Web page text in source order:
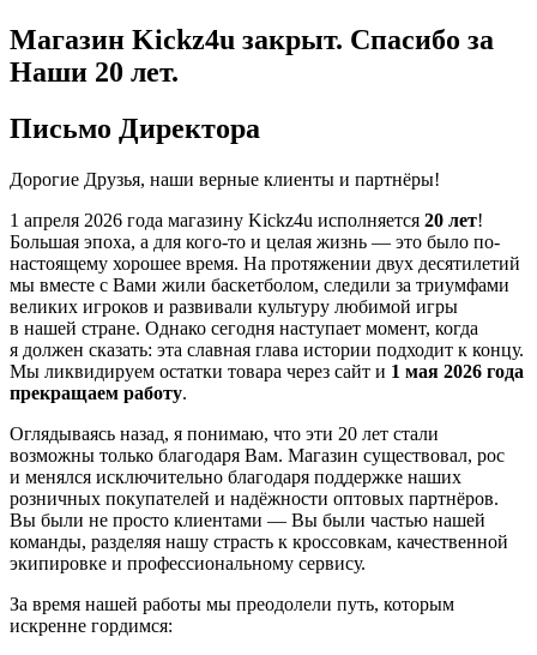
Магазин Kickz4u закрыт. Спасибо за
Наши 20 лет.
Письмо Директора
Дорогие Друзья, наши верные клиенты и партнёры!
1 апреля 2026 года магазину Kickz4u исполняется 20 лет!
Большая эпоха, а для кого-то и целая жизнь — это было по-
настоящему хорошее время. На протяжении двух десятилетий
мы вместе с Вами жили баскетболом, следили за триумфами
великих игроков и развивали культуру любимой игры
в нашей стране. Однако сегодня наступает момент, когда
я должен сказать: эта славная глава истории подходит к концу.
Мы ликвидируем остатки товара через сайт и 1 мая 2026 года
прекращаем работу.
Оглядываясь назад, я понимаю, что эти 20 лет стали
возможны только благодаря Вам. Магазин существовал, рос
и менялся исключительно благодаря поддержке наших
розничных покупателей и надёжности оптовых партнёров.
Вы были не просто клиентами — Вы были частью нашей
команды, разделяя нашу страсть к кроссовкам, качественной
экипировке и профессиональному сервису.
За время нашей работы мы преодолели путь, которым
искренне гордимся: